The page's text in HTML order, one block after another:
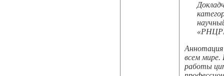
Аннотация
всем мире.
работы